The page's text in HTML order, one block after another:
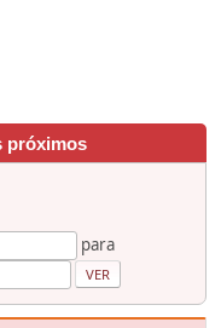
próximos
para